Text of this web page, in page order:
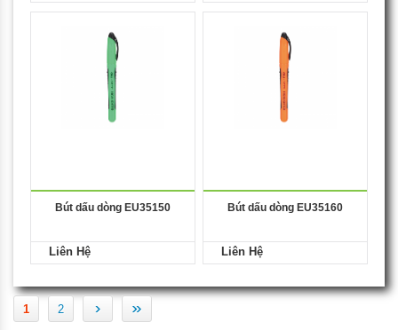
Bút dấu dòng EU35150
Liên Hệ
Bút dấu dòng EU35160
Liên Hệ
1 2 › »